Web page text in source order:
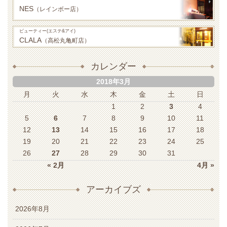
NES （レインボー店）
ビューティー(エステ&アイ)
CLALA （高松丸亀町店）
カレンダー
2018年3月
月
火 水 木 金 土 日
« 2月 4月 »
1 2 3
4
5
6 7 8 9 10
11
12
13 14 15 16 17
18
19
20 21 22 23 24
25
26
27 28 29 30 31
アーカイブズ
2026年8月